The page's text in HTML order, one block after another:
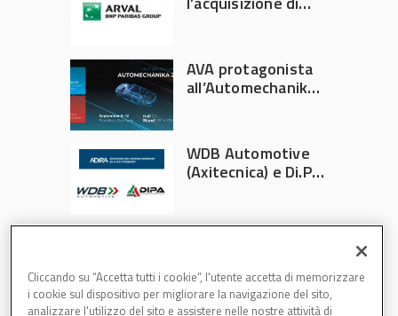
AVA protagonista
all’Automechanika
WDB Automotive
(Axitecnica) e Di.Pa.
Cliccando su “Accetta tutti i cookie”, l'utente accetta di memorizzare
i cookie sul dispositivo per migliorare la navigazione del sito,
analizzare l'utilizzo del sito e assistere nelle nostre attività di